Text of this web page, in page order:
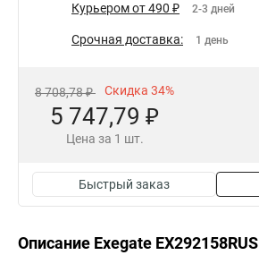
Курьером от 490 ₽ 2-3 дней
Срочная доставка: 1 день
8 708,78 ₽ Скидка 34%
5 747,79 ₽
Цена за 1 шт.
Быстрый заказ
Описание Exegate EX292158RUS